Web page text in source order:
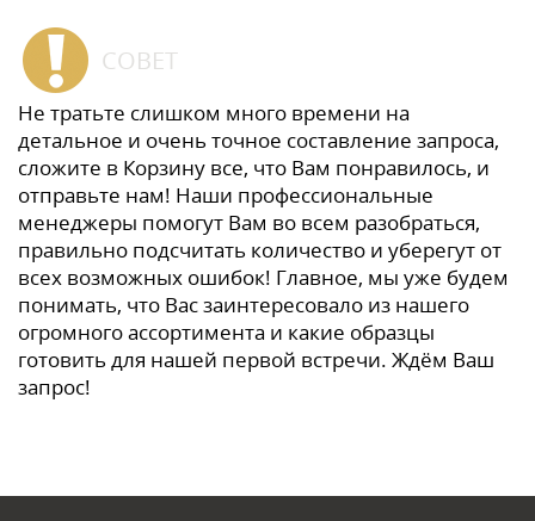
СОВЕТ
Не тратьте слишком много времени на
детальное и очень точное составление запроса,
сложите в Корзину все, что Вам понравилось, и
отправьте нам! Наши профессиональные
менеджеры помогут Вам во всем разобраться,
правильно подсчитать количество и уберегут от
всех возможных ошибок! Главное, мы уже будем
понимать, что Вас заинтересовало из нашего
огромного ассортимента и какие образцы
готовить для нашей первой встречи. Ждём Ваш
запрос!